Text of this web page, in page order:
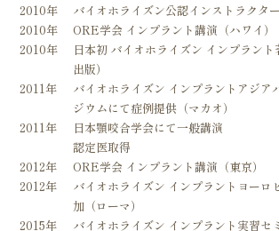
2010年
バイオホライズン公認インストラクター
2010年
ORE学会 インプラント講演（ハワイ）
2010年
日本初 バイオホライズン インプラン
出版）
2011年
バイオホライズン インプラントアジア
ジウムにて症例提供（マカオ）
2011年
日本顎咬合学会にて一般講演
認定医取得
2012年
ORE学会 インプラント講演（東京）
2012年
バイオホライズン インプラントヨーロ
加（ローマ）
2015年
バイオホライズン インプラント実習セ